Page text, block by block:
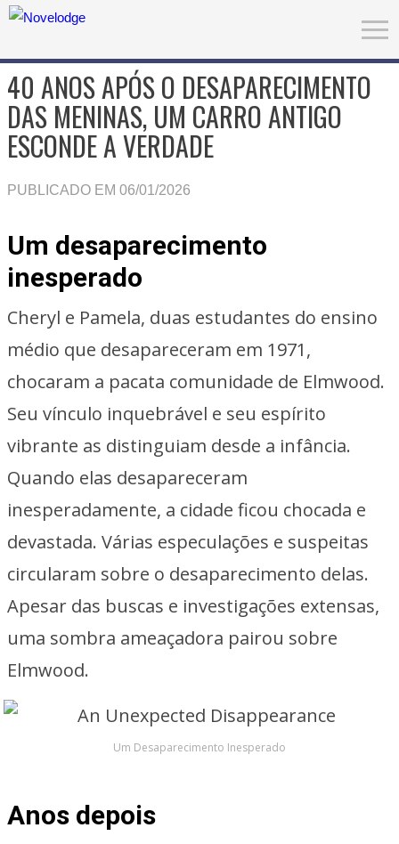
40 ANOS APÓS O DESAPARECIMENTO
DAS MENINAS, UM CARRO ANTIGO
ESCONDE A VERDADE
PUBLICADO EM 06/01/2026
Um desaparecimento
inesperado
Cheryl e Pamela, duas estudantes do ensino
médio que desapareceram em 1971,
chocaram a pacata comunidade de Elmwood.
Seu vínculo inquebrável e seu espírito
vibrante as distinguiam desde a infância.
Quando elas desapareceram
inesperadamente, a cidade ficou chocada e
devastada. Várias especulações e suspeitas
circularam sobre o desaparecimento delas.
Apesar das buscas e investigações extensas,
uma sombra ameaçadora pairou sobre
Elmwood.
Um Desaparecimento Inesperado
Anos depois